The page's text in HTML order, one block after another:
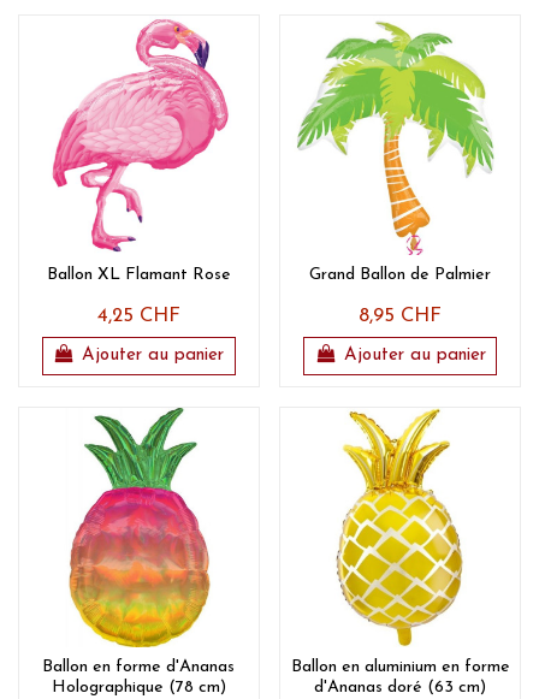
Ballon XL Flamant Rose
4,25 CHF
Ajouter au panier
Grand Ballon de Palmier
8,95 CHF
Ajouter au panier
Ballon en forme d'Ananas
Holographique (78 cm)
Ballon en aluminium en forme
d'Ananas doré (63 cm)